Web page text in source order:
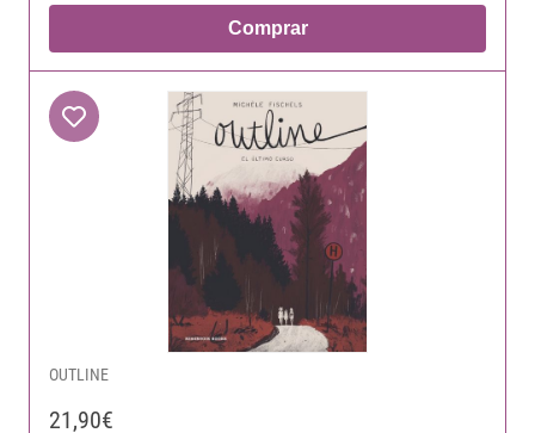
Comprar
OUTLINE
21,90€